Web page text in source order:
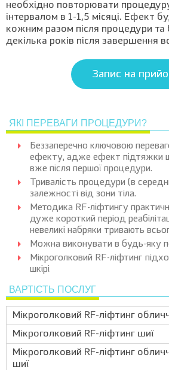
необхідно повторювати
інтервалом в 1-1,5 місяці. Ефект
кожним разом після процедури та
декілька років після завершення
Запис на
ЯКІ ПЕРЕВАГИ ПРОЦЕДУРИ?
Беззаперечно ключовою
ефекту, адже ефект підтяжки
вже після першої процедури.
Тривалість процедури (в
залежності від зони тіла.
Методика RF-ліфтингу
дуже короткий період
невеликі набряки тривають
Можна виконувати в будь-яку
Мікроголковий RF-ліфтинг
шкірі
ВАРТІСТЬ ПОСЛУГ
Мікроголковий RF-ліфтинг
Мікроголковий RF-ліфтинг шиї
Мікроголковий RF-ліфтинг
шиї